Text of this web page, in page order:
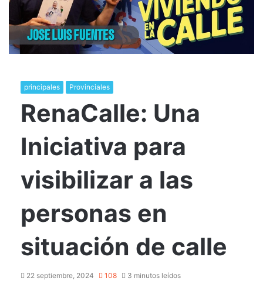
principales Provinciales
RenaCalle: Una
Iniciativa para
visibilizar a las
personas en
situación de calle
22 septiembre, 2024 108 3 minutos leídos